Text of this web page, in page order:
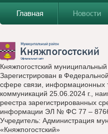
Главная
Новости
Княжпогостский
Зарегистрирован в
сфере связи, информационных
коммуникаций 25.06.2024 г.,
реестра зарегистрированных
информации ЭЛ № ФС 77 –
Учредитель: Администрация
«Княжпогостский»